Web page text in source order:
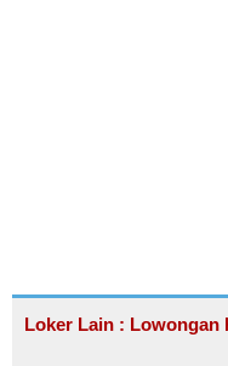
Loker Lain : Lowongan